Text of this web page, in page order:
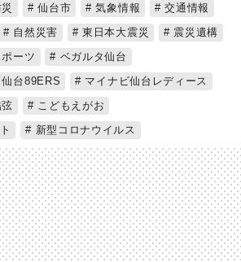
仙台市 気象情報
交通情報
自然災害 東日本大震災
震災遺構
ポーツ
ベガルタ仙台
台89ERS
マイナビ仙台レディース
こどもえがお
新型コロナウイルス